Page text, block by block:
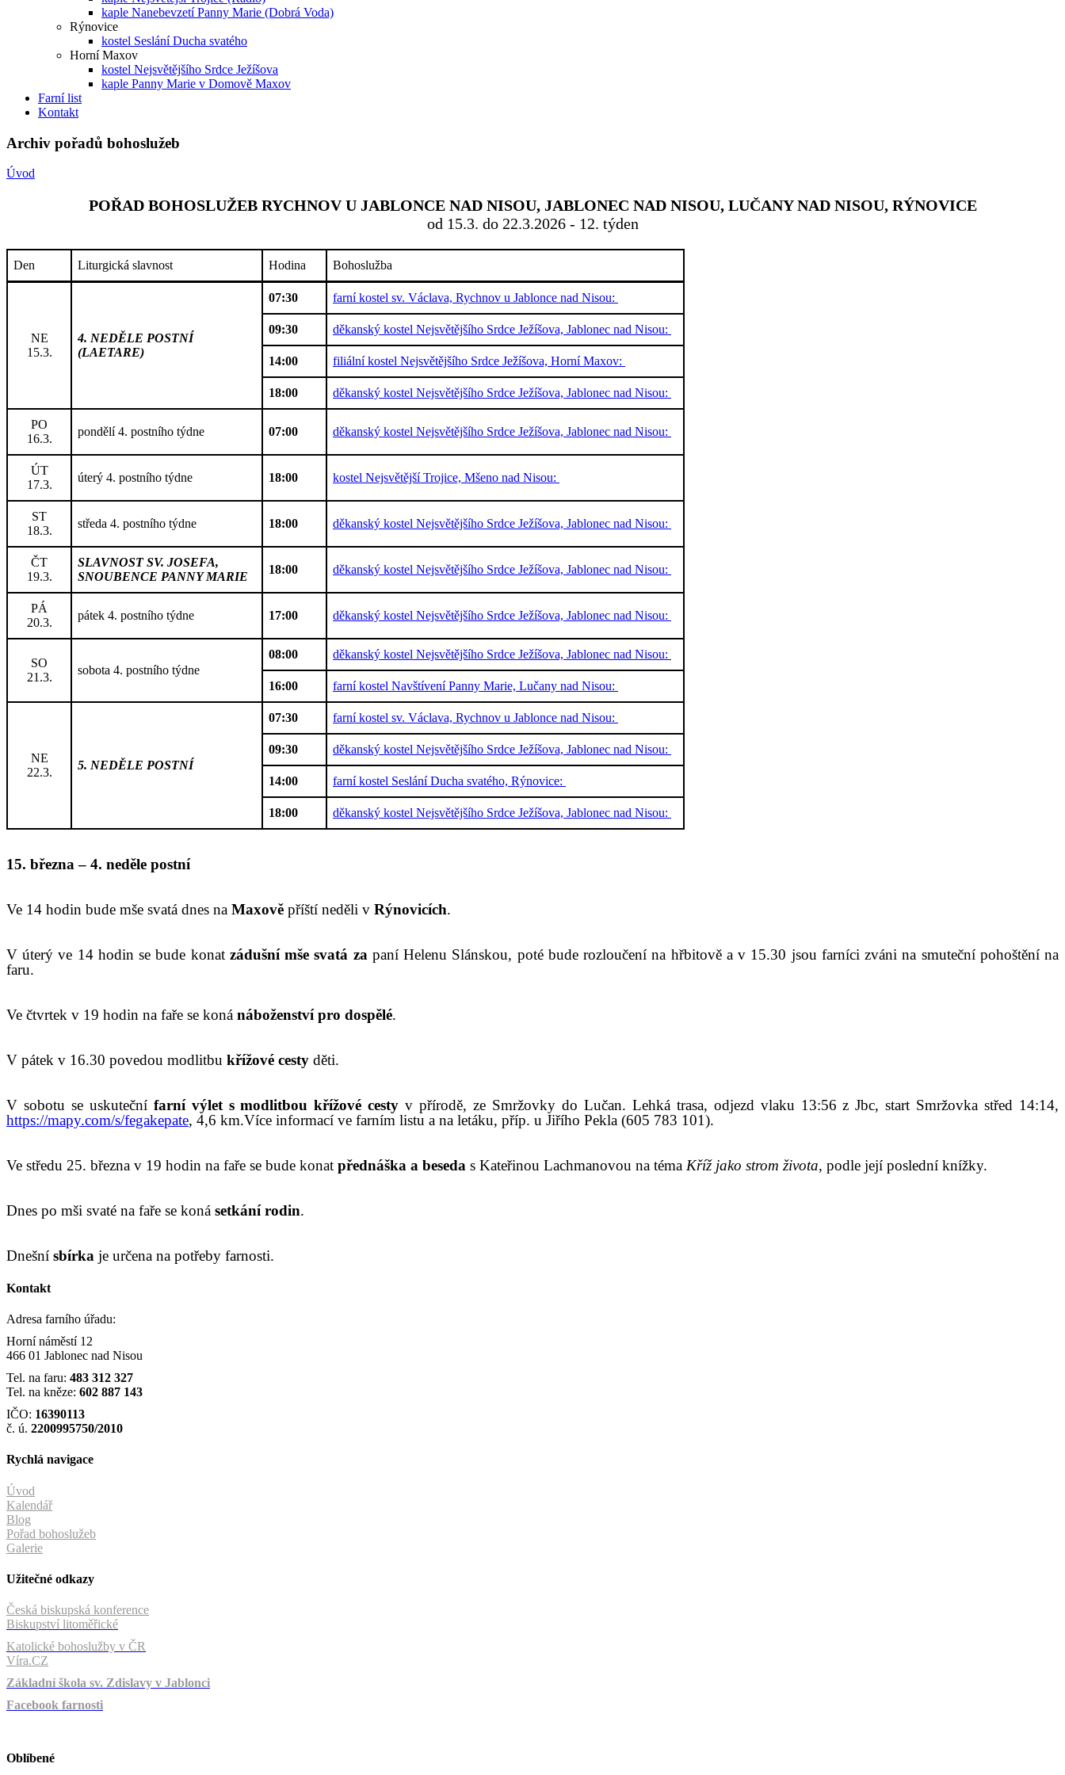
kaple Nanebevzetí Panny Marie (Dobrá Voda)
Rýnovice
kostel Seslání Ducha svatého
Horní Maxov
kostel Nejsvětějšího Srdce Ježíšova
kaple Panny Marie v Domově Maxov
Farní list
Kontakt
Archiv pořadů bohoslužeb
Úvod
POŘAD BOHOSLUŽEB RYCHNOV U JABLONCE NAD NISOU, JABLONEC NAD NISOU, LUČANY NAD NISOU, RÝNOVICE
od 15.3. do 22.3.2026 - 12. týden
Den Liturgická slavnost Hodina Bohoslužba
NE
15.3.
4. NEDĚLE POSTNÍ
(LAETARE)
07:30 farní kostel sv. Václava, Rychnov u Jablonce nad Nisou:
09:30 děkanský kostel Nejsvětějšího Srdce Ježíšova, Jablonec nad Nisou:
14:00 filiální kostel Nejsvětějšího Srdce Ježíšova, Horní Maxov:
18:00 děkanský kostel Nejsvětějšího Srdce Ježíšova, Jablonec nad Nisou:
PO
16.3.
pondělí 4. postního týdne 07:00 děkanský kostel Nejsvětějšího Srdce Ježíšova, Jablonec nad Nisou:
ÚT
17.3.
úterý 4. postního týdne 18:00 kostel Nejsvětější Trojice, Mšeno nad Nisou:
ST
18.3.
středa 4. postního týdne 18:00 děkanský kostel Nejsvětějšího Srdce Ježíšova, Jablonec nad Nisou:
ČT
19.3.
SLAVNOST SV. JOSEFA,
SNOUBENCE PANNY MARIE
18:00 děkanský kostel Nejsvětějšího Srdce Ježíšova, Jablonec nad Nisou:
PÁ
20.3.
pátek 4. postního týdne 17:00 děkanský kostel Nejsvětějšího Srdce Ježíšova, Jablonec nad Nisou:
SO
21.3.
sobota 4. postního týdne
08:00 děkanský kostel Nejsvětějšího Srdce Ježíšova, Jablonec nad Nisou:
16:00 farní kostel Navštívení Panny Marie, Lučany nad Nisou:
NE
22.3.
5. NEDĚLE POSTNÍ
07:30 farní kostel sv. Václava, Rychnov u Jablonce nad Nisou:
09:30 děkanský kostel Nejsvětějšího Srdce Ježíšova, Jablonec nad Nisou:
14:00 farní kostel Seslání Ducha svatého, Rýnovice:
18:00 děkanský kostel Nejsvětějšího Srdce Ježíšova, Jablonec nad Nisou:
15. března– 4. neděle postní
Ve 14 hodin bude mše svatá dnes na Maxově příští neděli v Rýnovicích.
Vúterý ve 14 hodin se bude konat zádušní mše svatá zapaní Helenu Slánskou, poté bude rozloučení na hřbitově a v 15.30 jsou farníci zváni na smuteční pohoštění na
faru.
Ve čtvrtek v 19 hodin na faře se koná náboženství pro dospělé.
V pátek v 16.30 povedou modlitbu křížové cesty děti.
V sobotu se uskuteční farní výlet s modlitbou křížové cesty v přírodě,ze Smržovky do Lučan. Lehká trasa, odjezd vlaku 13:56 z Jbc, start Smržovka střed 14:14,
https://mapy.com/s/fegakepate, 4,6 km.Více informací ve farním listu a na letáku, příp. u Jiřího Pekla (605 783 101).
Ve středu 25. března v 19 hodin na faře se bude konat přednáška a beseda s Kateřinou Lachmanovou na téma Kříž jako strom života, podle její poslední knížky.
Dnes po mši svaté na faře se koná setkání rodin.
Dnešní sbírka je určena na potřeby farnosti.
Kontakt
Adresa farního úřadu:
Horní náměstí 12
466 01 Jablonec nad Nisou
Tel. na faru: 483 312 327
Tel. na kněze: 602 887 143
IČO: 16390113
č. ú. 2200995750/2010
Rychlá navigace
Úvod
Kalendář
Blog
Pořad bohoslužeb
Galerie
Užitečné odkazy
Česká biskupská konference
Biskupství litoměřické
Katolické bohoslužby v ČR
Víra.CZ
Základní škola sv. Zdislavy v Jablonci
Facebook farnosti
Oblíbené